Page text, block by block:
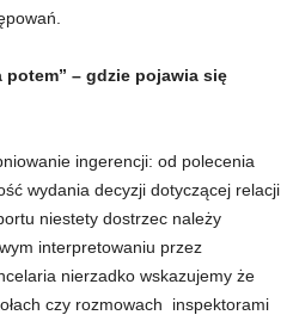
potem” – gdzie pojawia się
ingerencji: od polecenia
wydania decyzji dotyczącej relacji
niestety dostrzec należy
interpretowaniu przez
nierzadko wskazujemy że
czy rozmowach inspektorami